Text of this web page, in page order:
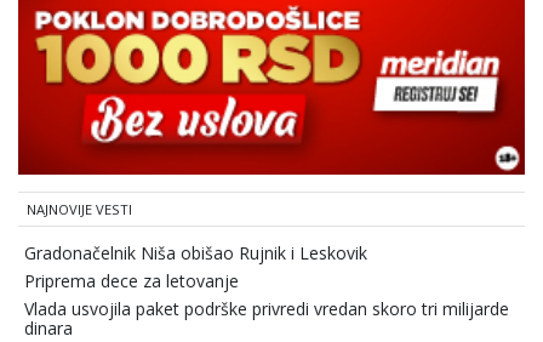
NAJNOVIJE VESTI
Gradonačelnik Niša obišao Rujnik i Leskovik
Priprema dece za letovanje
Vlada usvojila paket podrške privredi vredan skoro tri milijarde
dinara